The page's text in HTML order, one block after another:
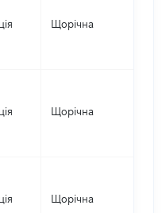
Щорічна
Щорічна
Щорічна